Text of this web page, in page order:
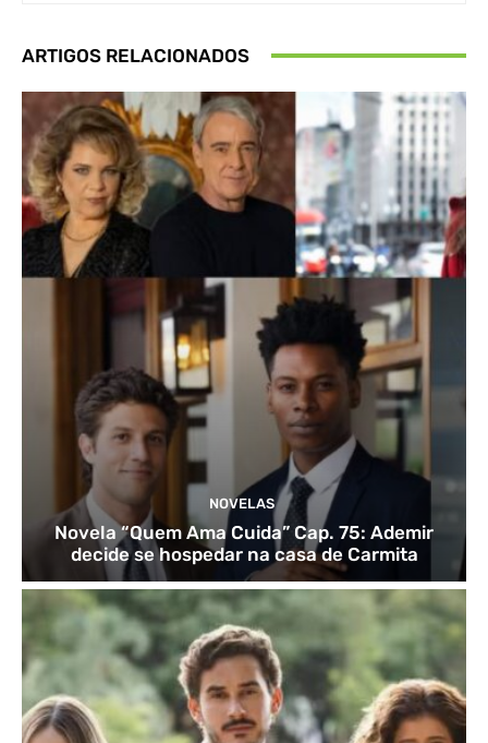
ARTIGOS RELACIONADOS
NOVELAS
Novela “Quem Ama Cuida” Cap. 75: Ademir
decide se hospedar na casa de Carmita